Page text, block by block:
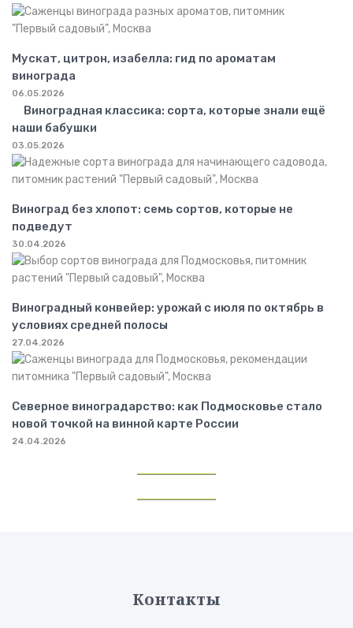
Мускат, цитрон, изабелла: гид по ароматам
винограда
06.05.2026
Виноградная классика: сорта, которые знали ещё
наши бабушки
03.05.2026
Виноград без хлопот: семь сортов, которые не
подведут
30.04.2026
Виноградный конвейер: урожай с июля по октябрь в
условиях средней полосы
27.04.2026
Северное виноградарство: как Подмосковье стало
новой точкой на винной карте России
24.04.2026
Контакты